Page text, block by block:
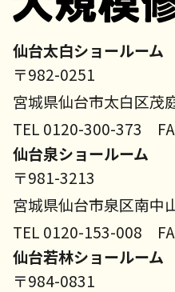
仙台太白ショールーム
〒982-0251
宮城県仙台市太白区茂
TEL 0120-300-373
仙台泉ショールーム
〒981-3213
宮城県仙台市泉区南中
TEL 0120-153-008
仙台若林ショールーム
〒984-0831